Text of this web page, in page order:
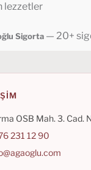
lezzetler
Sigorta — 20+
OSB Mah. 3. Cad.
231 12 90